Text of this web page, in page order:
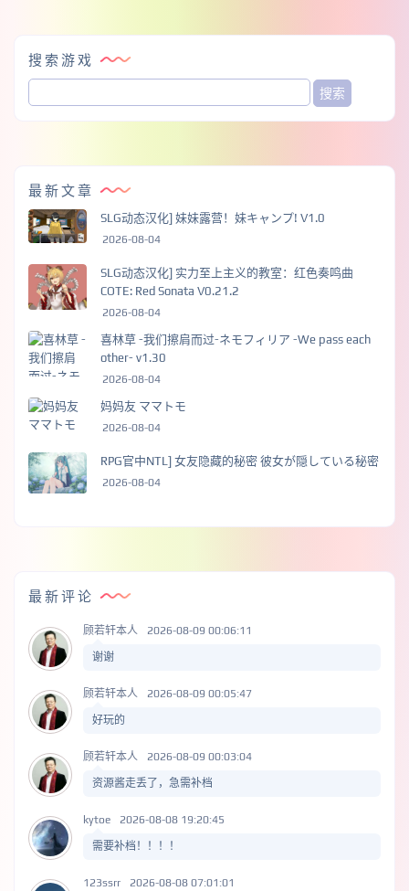
搜索游戏
最新文章
SLG动态汉化] 妹妹露营！妹キャンプ! V1.0
2026-08-04
SLG动态汉化] 实力至上主义的教室：红色奏鸣曲
COTE: Red Sonata V0.21.2
2026-08-04
喜林草 -我们擦肩而过-ネモフィリア -We pass each
other- v1.30
2026-08-04
妈妈友 ママトモ
2026-08-04
RPG官中NTL] 女友隐藏的秘密 彼女が隠している秘密
2026-08-04
最新评论
顾若轩本人 2026-08-09 00:06:11
谢谢
顾若轩本人 2026-08-09 00:05:47
好玩的
顾若轩本人 2026-08-09 00:03:04
资源酱走丢了，急需补档
kytoe 2026-08-08 19:20:45
需要补档！！！！
123ssrr 2026-08-08 07:01:01